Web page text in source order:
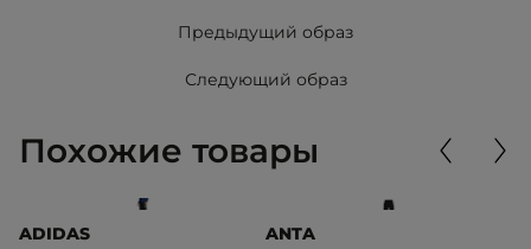
Предыдущий образ
Следующий образ
Похожие товары
ADIDAS ANTA